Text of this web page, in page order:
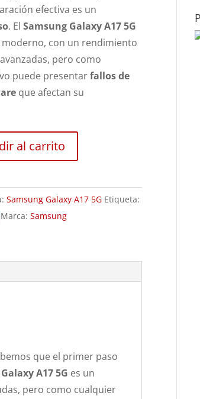
efectiva es un
. ElSamsung Galaxy A17 5G
con un rendimiento
pero como
puede presentarfallos de
que afectan su
al carrito
Samsung Galaxy A17 5G Etiqueta:
Marca:Samsung
que el primer paso
A17 5G es un
pero como cualquier